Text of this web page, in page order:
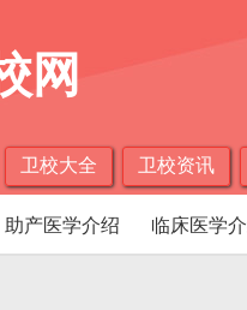
网
卫校大全 卫校资讯
助产医学介绍 临床医学